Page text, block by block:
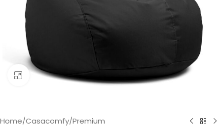
Klik om te vergroten
Home/Casacomfy/Premium